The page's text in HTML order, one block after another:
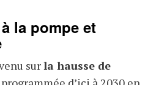
la pompe et
surla hausse de